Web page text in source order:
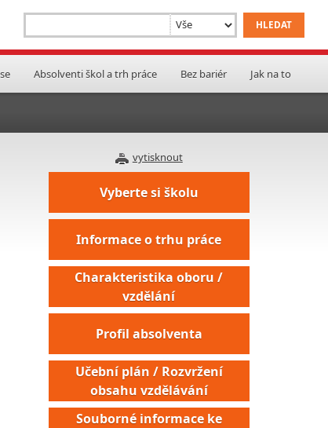
Absolventi škol a trh práce Bez bariér Jak na to
vytisknout
Vyberte si školu
Informace o trhu práce
Charakteristika oboru /
vzdělání
Profil absolventa
Učební plán / Rozvržení
obsahu vzdělávání
Souborné informace ke